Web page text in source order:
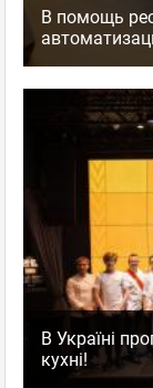
В помощь
В Україні
кухні!